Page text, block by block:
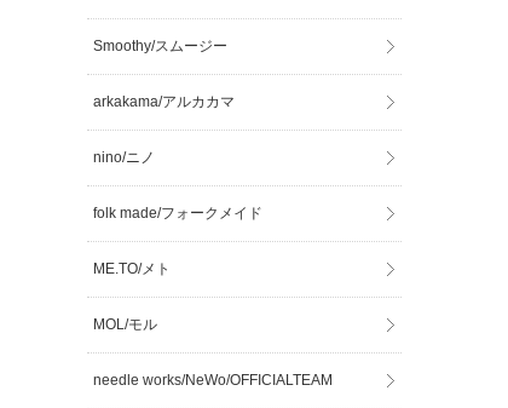
Smoothy/スムージー
arkakama/アルカカマ
nino/ニノ
folk made/フォークメイド
ME.TO/メト
MOL/モル
needle works/NeWo/OFFICIALTEAM